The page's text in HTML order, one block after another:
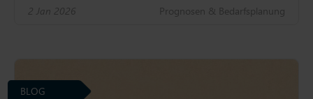
2 Jan 2026 Prognosen & Bedarfsplanung
BLOG